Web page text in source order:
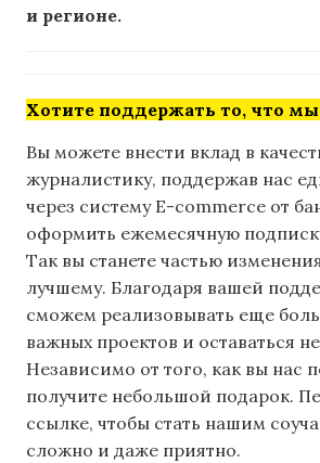
и регионе.
Хотите поддержать то, что
Вы можете внести вклад в
журналистику, поддержав нас
через систему E-commerce от
оформить ежемесячную
Так вы станете частью
лучшему. Благодаря вашей
сможем реализовывать еще
важных проектов и оставаться
Независимо от того, как вы нас
получите небольшой подарок.
ссылке, чтобы стать нашим
сложно и даже приятно.